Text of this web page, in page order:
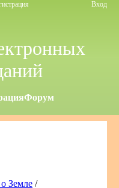
Вход
Форум
Земле /